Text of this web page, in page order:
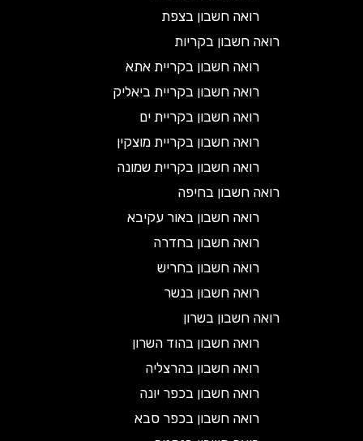
רואה חשבון בצפת
רואה חשבון בקריות
רואה חשבון בקריית אתא
רואה חשבון בקריית ביאליק
רואה חשבון בקריית ים
רואה חשבון בקריית מוצקין
רואה חשבון בקריית שמונה
רואה חשבון בחיפה
רואה חשבון באור עקיבא
רואה חשבון בחדרה
רואה חשבון בחריש
רואה חשבון בנשר
רואה חשבון בשרון
רואה חשבון בהוד השרון
רואה חשבון בהרצליה
רואה חשבון בכפר יונה
רואה חשבון בכפר סבא